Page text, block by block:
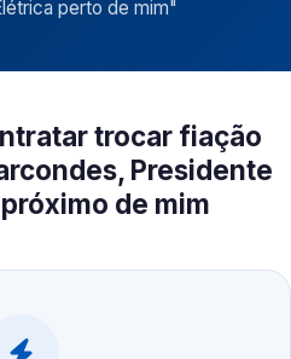
perto de mim"
trocar fiação
Presidente
de mim